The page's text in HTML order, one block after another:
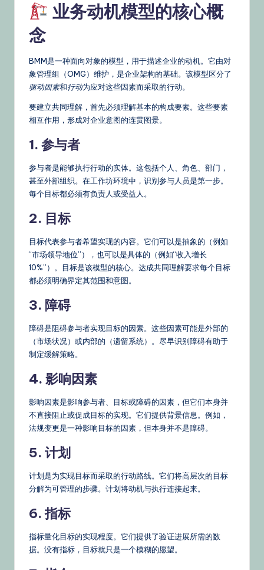
业务动机模型的核心概
念
BMM是一种面向对象的模型，用于描述企业的动机。它由对
象管理组（OMG）维护，是企业架构的基础。该模型区分了
驱动因素和行动为应对这些因素而采取的行动。
要建立共同理解，首先必须理解基本的构成要素。这些要素
相互作用，形成对企业意图的连贯图景。
1. 参与者
参与者是能够执行行动的实体。这包括个人、角色、部门，
甚至外部组织。在工作坊环境中，识别参与人员是第一步。
每个目标都必须有负责人或受益人。
2. 目标
目标代表参与者希望实现的内容。它们可以是抽象的（例如
“市场领导地位”），也可以是具体的（例如“收入增长
10%”）。目标是该模型的核心。达成共同理解要求每个目标
都必须明确界定其范围和意图。
3. 障碍
障碍是阻碍参与者实现目标的因素。这些因素可能是外部的
（市场状况）或内部的（遗留系统）。尽早识别障碍有助于
制定缓解策略。
4. 影响因素
影响因素是影响参与者、目标或障碍的因素，但它们本身并
不直接阻止或促成目标的实现。它们提供背景信息。例如，
法规变更是一种影响目标的因素，但本身并不是障碍。
5. 计划
计划是为实现目标而采取的行动路线。它们将高层次的目标
分解为可管理的步骤。计划将动机与执行连接起来。
6. 指标
指标量化目标的实现程度。它们提供了验证进展所需的数
据。没有指标，目标就只是一个模糊的愿望。